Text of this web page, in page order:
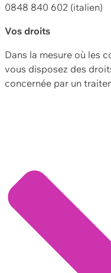
0848 840 602 (italien)
Vos droits
Dans la mesure où les
vous disposez des
concernée par un